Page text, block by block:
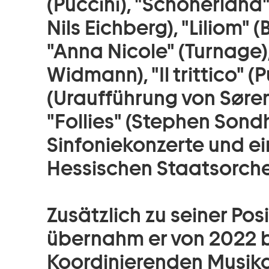
Nils Eichberg), "Liliom"
"Anna Nicole"
Widmann), "Il trittico"
(Uraufführung von
"Follies" (Stephen
Sinfoniekonzerte und
Hessischen
Zusätzlich zu seiner
übernahm er von 2022
Koordinierenden